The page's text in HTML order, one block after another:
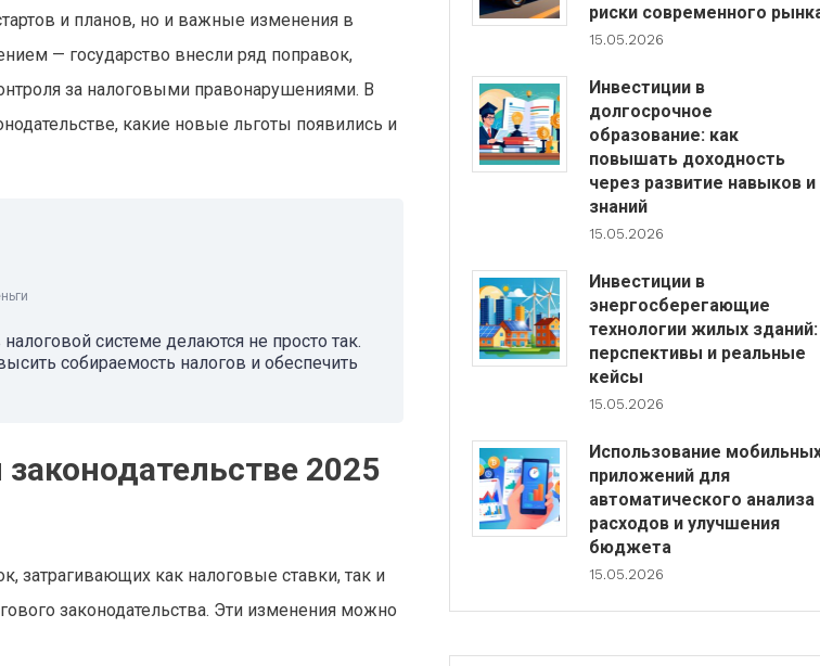
и планов, но и важные изменения в
— государство внесли ряд поправок,
за налоговыми правонарушениями. В
какие новые льготы появились и
системе делаются не просто так.
собираемость налогов и обеспечить
2025
затрагивающих как налоговые ставки, так и
законодательства. Эти изменения можно
риски современного
15.05.2026
Инвестиции в
долгосрочное
образование: как
повышать доходность
через развитие навыков и
знаний
15.05.2026
Инвестиции в
энергосберегающие
технологии жилых зданий:
перспективы и реальные
кейсы
15.05.2026
Использование
приложений для
автоматического анализа
расходов и улучшения
бюджета
15.05.2026